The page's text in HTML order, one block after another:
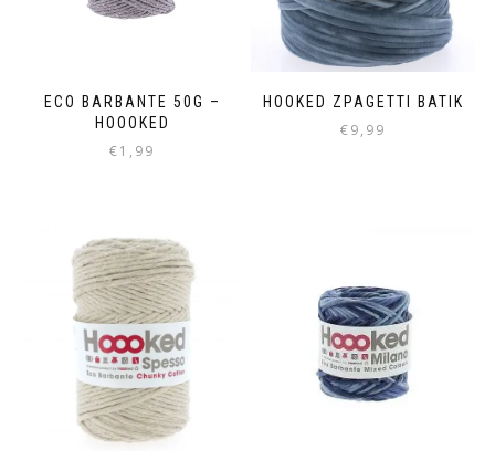
ECO BARBANTE 50G –
HOOOKED
€1,99
HOOKED ZPAGETTI BATIK
€9,99